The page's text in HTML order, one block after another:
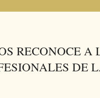
RECONOCE A
DE